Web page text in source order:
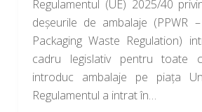
Regulamentul (UE) 2025/40
deșeurile de ambalaje (PPWR
Packaging Waste Regulation)
cadru legislativ pentru toate
introduc ambalaje pe piața
Regulamentul a intrat în…